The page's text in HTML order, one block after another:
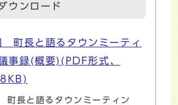
ウンロード
町長と語るタウンミーティ
事録(概要)(PDF形式、
長と語るタウンミーティン